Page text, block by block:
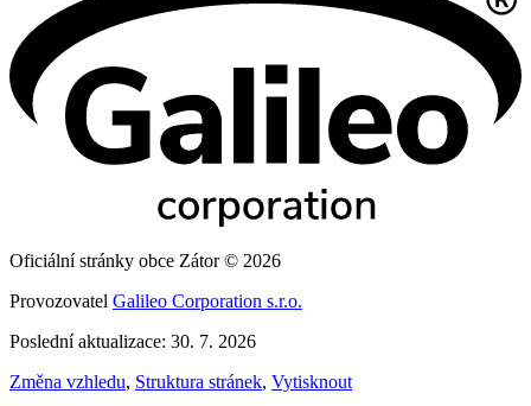
Oficiální stránky obce Zátor © 2026
Provozovatel Galileo Corporation s.r.o.
Poslední aktualizace: 30. 7. 2026
Změna vzhledu, Struktura stránek, Vytisknout